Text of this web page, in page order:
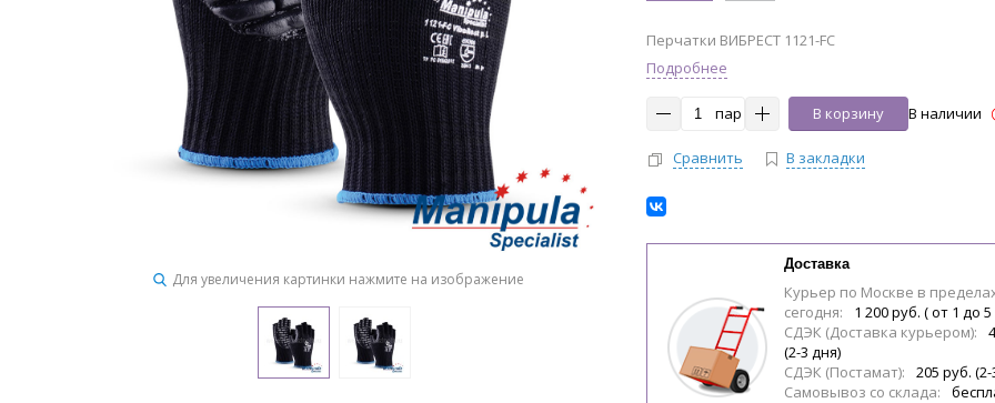
Для увеличения картинки нажмите на изображение
Перчатки ВИБРЕСТ 1121-FC
Подробнее
пар В корзину В наличии
Сравнить В закладки
Доставка
Курьер по Москве в
сегодня:
1 200 руб. ( от 1 до
СДЭК (Доставка курьером):
(2-3 дня)
СДЭК (Постамат):
205 руб.
Самовывоз со склада: